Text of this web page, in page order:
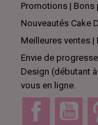
Promotions | Bons
Nouveautés Cake
Meilleures ventes
Envie de
Design (débutant
vous en ligne.
Facebook